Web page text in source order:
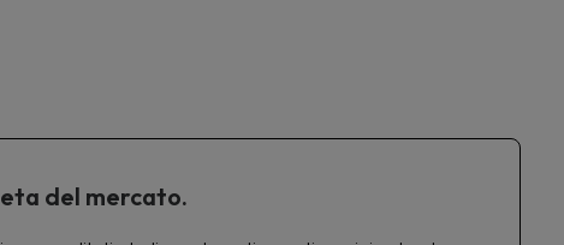
del mercato.